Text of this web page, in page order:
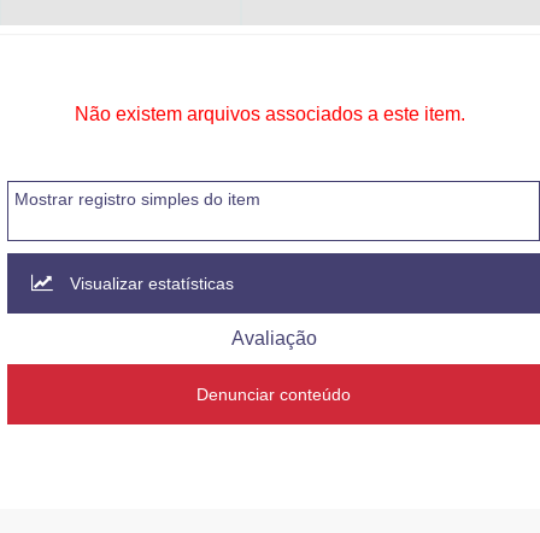
Não existem arquivos associados a este item.
Mostrar registro simples do item
Visualizar estatísticas
Avaliação
Denunciar conteúdo